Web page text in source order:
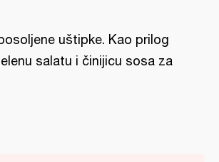
uštipke. Kao prilog
salatu i činijicu sosa za